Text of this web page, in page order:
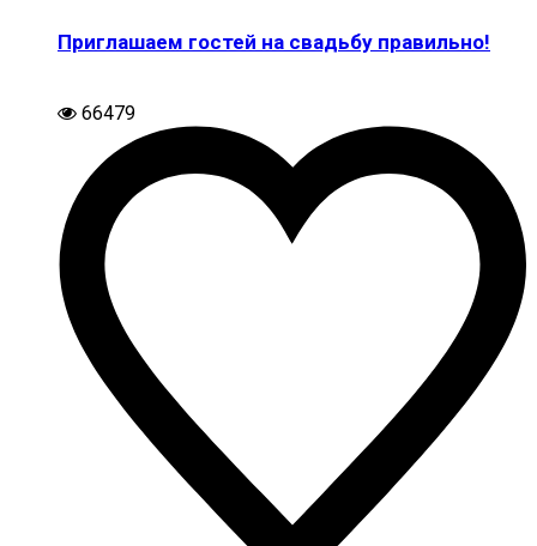
Приглашаем гостей на свадьбу правильно!
66479